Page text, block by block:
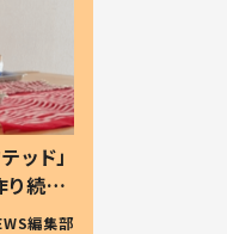
ッド」
続け
の子編集部